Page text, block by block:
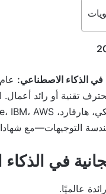
تقنية أو رائد أعمال.
التوجيهات—مع
في
عالميًا.